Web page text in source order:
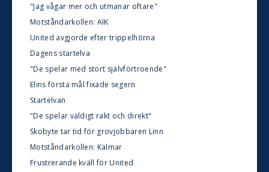
"Jag vågar mer och utmanar oftare"
Motståndarkollen: AIK
United avgjorde efter trippelhörna
Dagens startelva
"De spelar med stort självförtroende"
Elins första mål fixade segern
Startelvan
"De spelar väldigt rakt och direkt"
Skobyte tar tid för grovjobbaren Linn
Motståndarkollen: Kalmar
Frustrerande kväll för United